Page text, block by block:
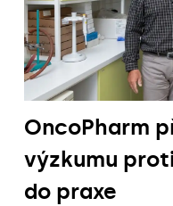
OncoPharm
výzkumu
do praxe